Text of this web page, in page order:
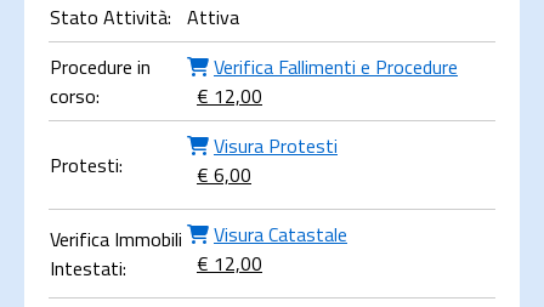
Stato Attività: Attiva
Procedure in
corso:
Verifica Fallimenti e Procedure
€ 12,00
Protesti:
Visura Protesti
€ 6,00
Verifica Immobili
Intestati:
Visura Catastale
€ 12,00